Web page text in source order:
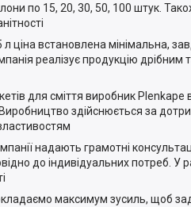
по 15, 20, 30, 50, 100 штук.
л ціна встановлена мінімальна,
реалізує продукцію
для сміття виробник
здійснюється за
надають грамотні
до індивідуальних потреб. У
максимум зусиль, щоб